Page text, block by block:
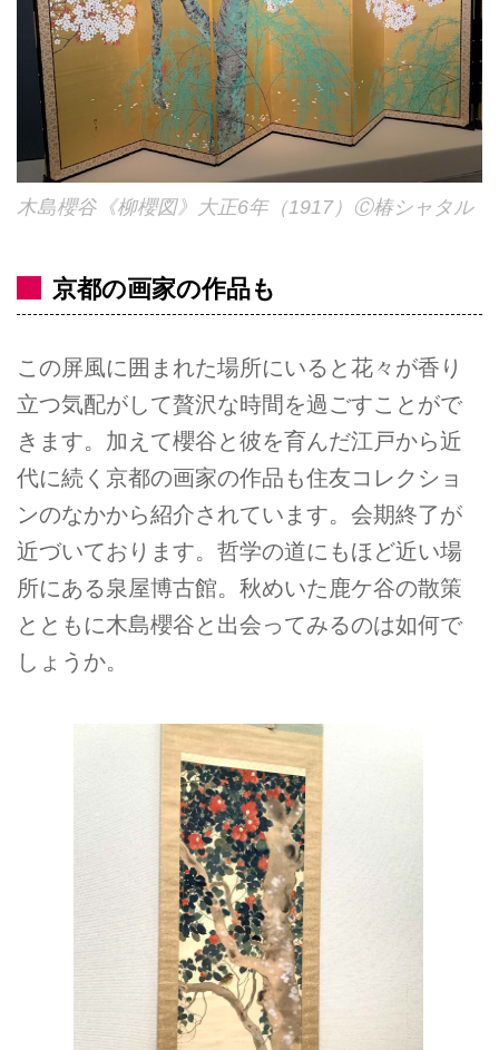
木島櫻谷《柳櫻図》大正6年（1917）Ⓒ椿シャタル
京都の画家の作品も
この屏風に囲まれた場所にいると花々が香り
立つ気配がして贅沢な時間を過ごすことがで
きます。加えて櫻谷と彼を育んだ江戸から近
代に続く京都の画家の作品も住友コレクショ
ンのなかから紹介されています。会期終了が
近づいております。哲学の道にもほど近い場
所にある泉屋博古館。秋めいた鹿ケ谷の散策
とともに木島櫻谷と出会ってみるのは如何で
しょうか。